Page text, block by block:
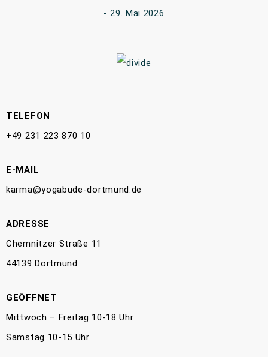
29. Mai 2026
TELEFON
+49 231 223 870 10
E-MAIL
karma@yogabude-dortmund.de
ADRESSE
Chemnitzer Straße 11
44139 Dortmund
GEÖFFNET
Mittwoch – Freitag 10-18 Uhr
Samstag 10-15 Uhr